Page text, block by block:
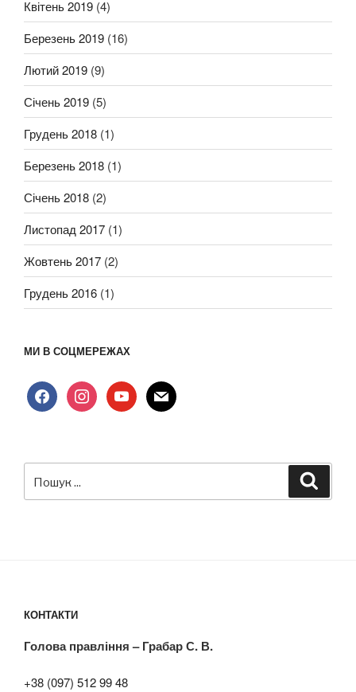
Квітень 2019 (4)
Березень 2019 (16)
Лютий 2019 (9)
Січень 2019 (5)
Грудень 2018 (1)
Березень 2018 (1)
Січень 2018 (2)
Листопад 2017 (1)
Жовтень 2017 (2)
Грудень 2016 (1)
МИ В СОЦМЕРЕЖАХ
facebookinstagramyoutubemail
за
КОНТАКТИ
Голова правління – Грабар С. В.
+38 (097) 512 99 48